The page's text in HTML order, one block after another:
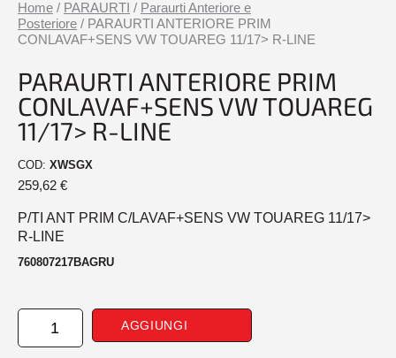
Home / PARAURTI / Paraurti Anteriore e
Posteriore / PARAURTI ANTERIORE PRIM
CONLAVAF+SENS VW TOUAREG 11/17> R-LINE
PARAURTI ANTERIORE PRIM
CONLAVAF+SENS VW TOUAREG
11/17> R-LINE
COD: XWSGX
259,62 €
P/TI ANT PRIM C/LAVAF+SENS VW TOUAREG 11/17>
R-LINE
760807217BAGRU
PARAURTI
ANTERIORE
AGGIUNGI